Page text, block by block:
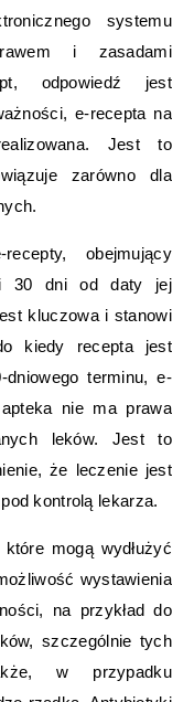
systemu
i zasadami
odpowiedź jest
e-recepta na
Jest to
zarówno dla
obejmujący
30 dni od daty jej
kluczowa i stanowi
kiedy recepta jest
terminu, e-
nie ma prawa
leków. Jest to
że leczenie jest
kontrolą lekarza.
mogą wydłużyć
wystawienia
na przykład do
szczególnie tych
w przypadku